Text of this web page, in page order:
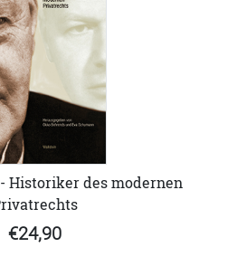
Historiker des modernen
€24,90